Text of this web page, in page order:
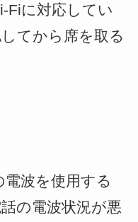
Fiに対応してい
てから席を取る
波を使用する
の電波状況が悪